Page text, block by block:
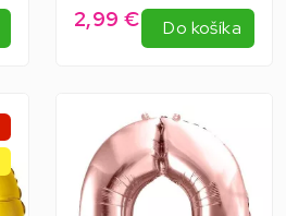
2,99 € Do košíka